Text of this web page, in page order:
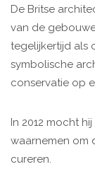
De Britse
van de
tegelijkertijd als
symbolische
conservatie op
In 2012 mocht
waarnemen om
cureren.